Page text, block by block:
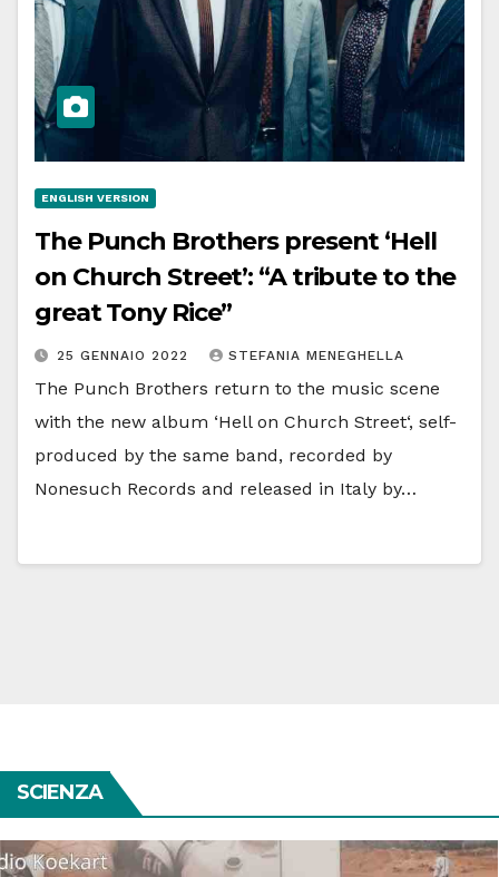
ENGLISH VERSION
The Punch Brothers present ‘Hell
on Church Street’: “A tribute to the
great Tony Rice”
25 GENNAIO 2022 STEFANIA MENEGHELLA
The Punch Brothers return to the music scene
with the new album ‘Hell on Church Street‘, self-
produced by the same band, recorded by
Nonesuch Records and released in Italy by…
SCIENZA